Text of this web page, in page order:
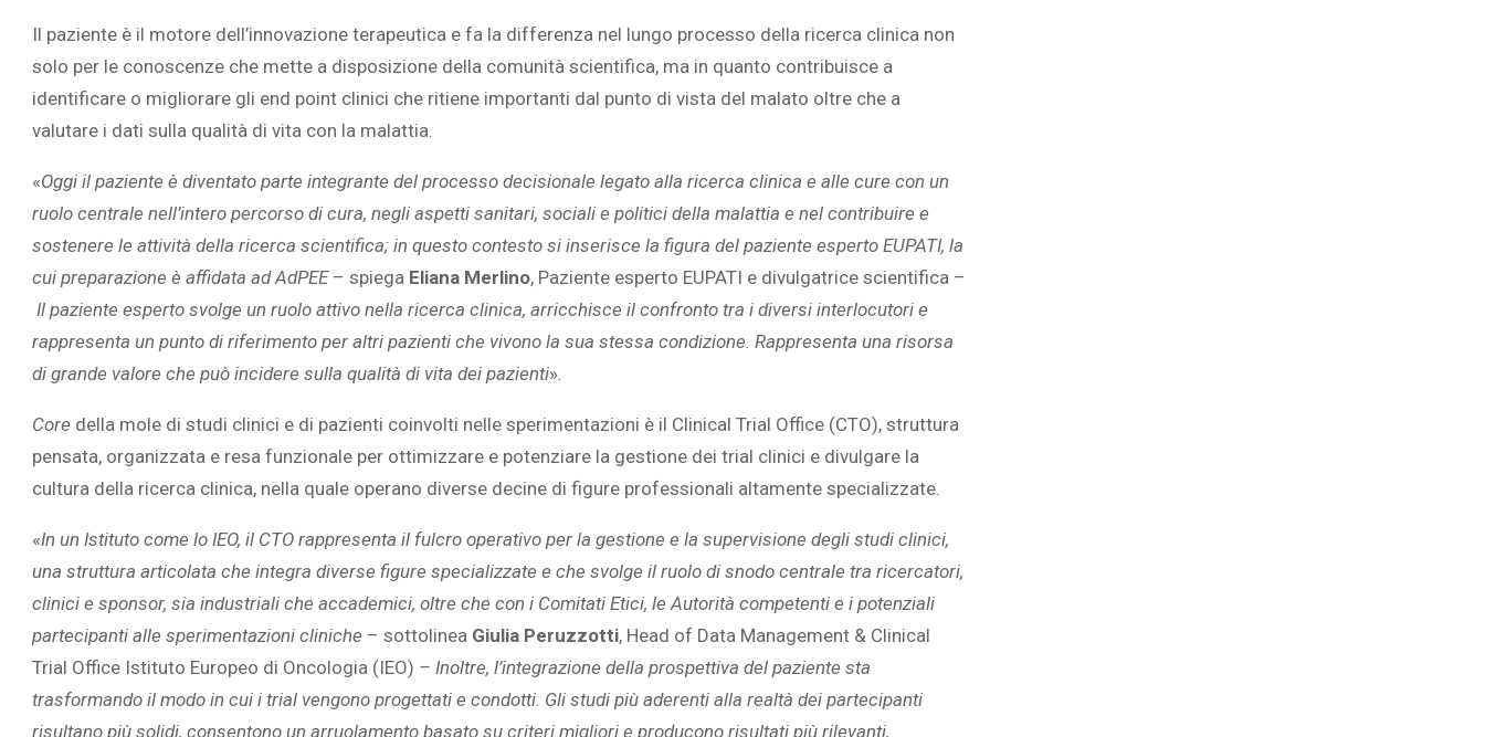
Il paziente è il motore dell’innovazione terapeutica e fa la differenza nel lungo processo della ricerca clinica non
solo per le conoscenze che mette a disposizione della comunità scientifica, ma in quanto contribuisce a
identificare o migliorare gli end point clinici che ritiene importanti dal punto di vista del malato oltre che a
valutare i dati sulla qualità di vita con la malattia.
«Oggi il paziente è diventato parte integrante del processo decisionale legato alla ricerca clinica e alle cure con un
ruolo centrale nell’intero percorso di cura, negli aspetti sanitari, sociali e politici della malattia e nel contribuire e
sostenere le attività della ricerca scientifica; in questo contesto si inserisce la figura del paziente esperto EUPATI, la
cui preparazione è affidata ad AdPEE – spiega Eliana Merlino, Paziente esperto EUPATI e divulgatrice scientifica –
Il paziente esperto svolge un ruolo attivo nella ricerca clinica, arricchisce il confronto tra i diversi interlocutori e
rappresenta un punto di riferimento per altri pazienti che vivono la sua stessa condizione. Rappresenta una risorsa
di grande valore che può incidere sulla qualità di vita dei pazienti».
Core della mole di studi clinici e di pazienti coinvolti nelle sperimentazioni è il Clinical Trial Office (CTO), struttura
pensata, organizzata e resa funzionale per ottimizzare e potenziare la gestione dei trial clinici e divulgare la
cultura della ricerca clinica, nella quale operano diverse decine di figure professionali altamente specializzate.
«In un Istituto come lo IEO, il CTO rappresenta il fulcro operativo per la gestione e la supervisione degli studi clinici,
una struttura articolata che integra diverse figure specializzate e che svolge il ruolo di snodo centrale tra ricercatori,
clinici e sponsor, sia industriali che accademici, oltre che con i Comitati Etici, le Autorità competenti e i potenziali
partecipanti alle sperimentazioni cliniche – sottolinea Giulia Peruzzotti, Head of Data Management & Clinical
Trial Office Istituto Europeo di Oncologia (IEO) – Inoltre, l’integrazione della prospettiva del paziente sta
trasformando il modo in cui i trial vengono progettati e condotti. Gli studi più aderenti alla realtà dei partecipanti
risultano più solidi, consentono un arruolamento basato su criteri migliori e producono risultati più rilevanti,